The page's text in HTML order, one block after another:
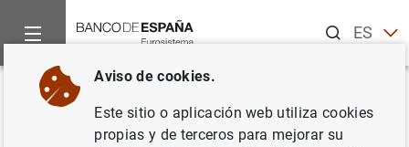
ESEN
Inicio Noticias y eventos
Volver
Soledad Núñez. Día de la
Aviso de cookies.
Este sitio o aplicación web utiliza cookies
propias y de terceros para mejorar su